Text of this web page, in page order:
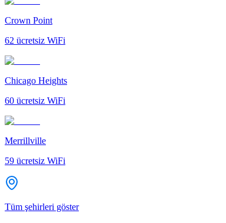
Crown Point
62 ücretsiz WiFi
Chicago Heights
60 ücretsiz WiFi
Merrillville
59 ücretsiz WiFi
Tüm şehirleri göster